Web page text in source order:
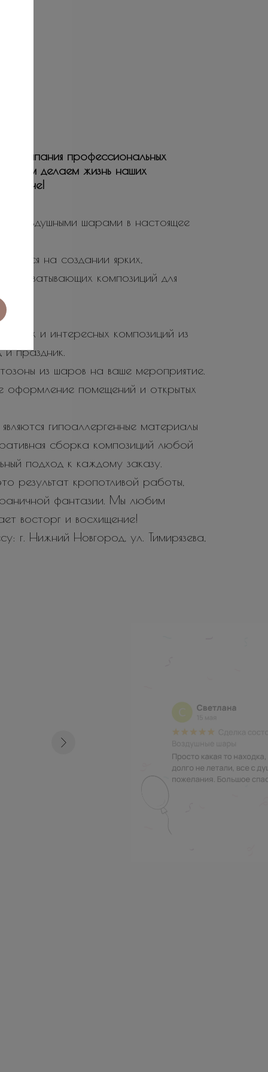
компания профессиональных
делаем жизнь наших
и ярче!
воздушными шарами в настоящее
на создании ярких,
захватывающих композиций для
и интересных композиций из
праздник.
из шаров на ваше мероприятие.
оформление помещений и открытых
гипоаллергенные материалы
сборка композиций любой
подход к каждому заказу.
результат кропотливой работы,
фантазии. Мы любим
восторг и восхищение!
г. Нижний Новгород, ул. Тимирязева,